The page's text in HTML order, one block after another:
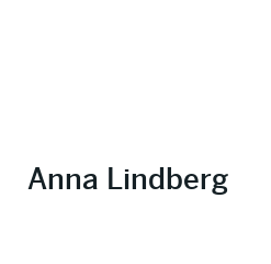
Anna Lindberg